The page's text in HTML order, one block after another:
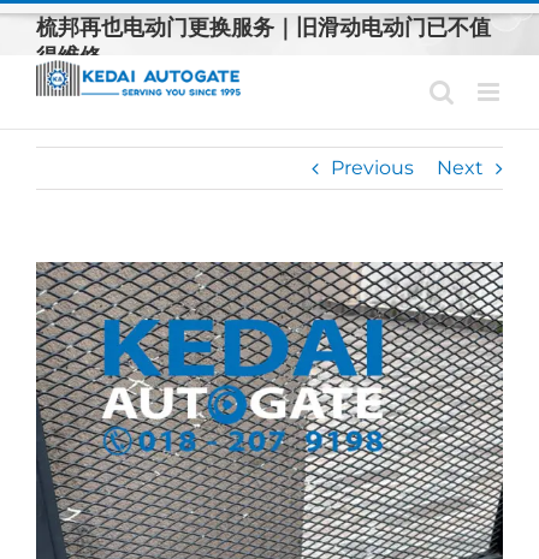
Skip
content
梳邦再也电动门更换服务｜旧滑动电动门已不值
得维修
Previous Next
View
Larger
Image